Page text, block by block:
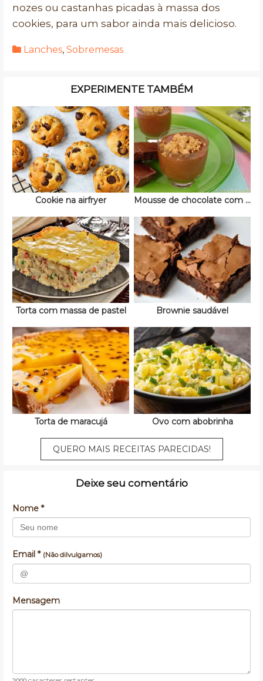
nozes ou castanhas picadas à massa dos
cookies, para um sabor ainda mais delicioso.
Lanches, Sobremesas
EXPERIMENTE TAMBÉM
Cookie na airfryer Mousse de chocolate com doce de leite
Torta com massa de pastel Brownie saudável
Torta de maracujá Ovo com abobrinha
QUERO MAIS RECEITAS PARECIDAS!
Deixe seu comentário
Nome *
Email * (Não dilvulgamos)
Mensagem